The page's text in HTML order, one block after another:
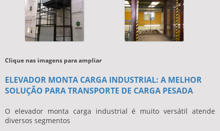
Clique nas imagens para ampliar
ELEVADOR MONTA CARGA INDUSTRIAL: A MELHOR
SOLUÇÃO PARA TRANSPORTE DE CARGA PESADA
O elevador monta carga industrial é muito versátil atende
diversos segmentos